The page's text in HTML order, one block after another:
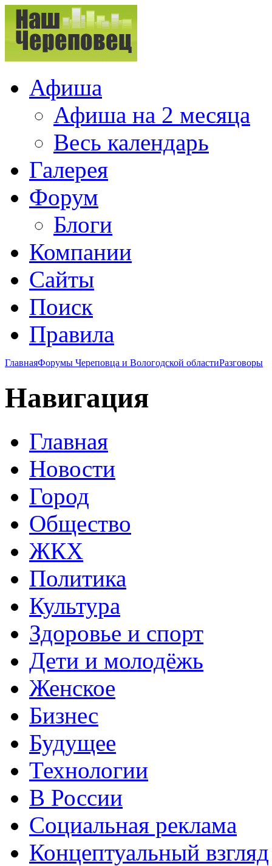
Афиша
Афиша на 2 месяца
Весь календарь
Галерея
Форум
Блоги
Компании
Сайты
Поиск
Правила
ГлавнаяФорумы Череповца и Вологодской областиРазговоры
Навигация
Главная
Новости
Город
Общество
ЖКХ
Политика
Культура
Здоровье и спорт
Дети и молодёжь
Женское
Бизнес
Будущее
Технологии
В России
Социальная реклама
Концептуальный взгляд